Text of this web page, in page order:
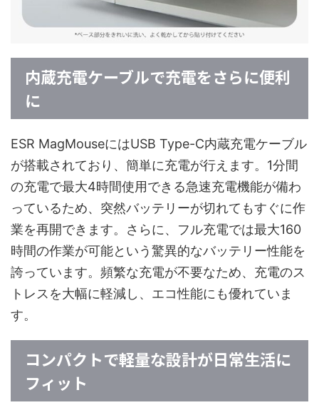
内蔵充電ケーブルで充電をさらに便利
に
ESR MagMouseにはUSB Type-C内蔵充電ケーブル
が搭載されており、簡単に充電が行えます。1分間
の充電で最大4時間使用できる急速充電機能が備わ
っているため、突然バッテリーが切れてもすぐに作
業を再開できます。さらに、フル充電では最大160
時間の作業が可能という驚異的なバッテリー性能を
誇っています。頻繁な充電が不要なため、充電のス
トレスを大幅に軽減し、エコ性能にも優れていま
す。
コンパクトで軽量な設計が日常生活に
フィット